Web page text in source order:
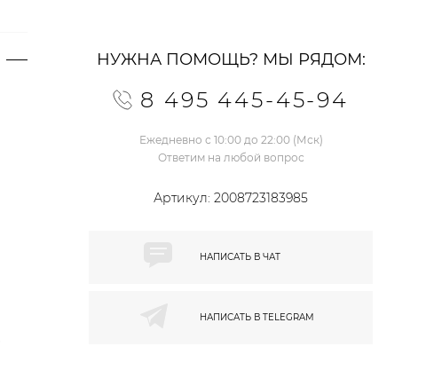
НУЖНА ПОМОЩЬ? МЫ РЯДОМ:
8 495 445-45-94
Ежедневно с 10:00 до 22:00 (Мск)
Ответим на любой вопрос
Артикул:2008723183985
НАПИСАТЬ В ЧАТ
НАПИСАТЬ В TELEGRAM